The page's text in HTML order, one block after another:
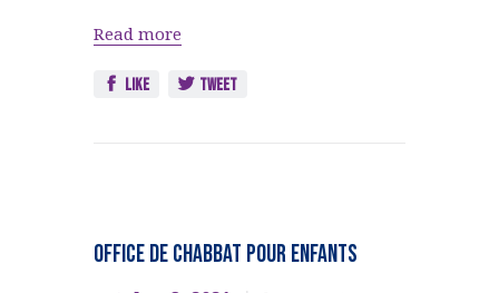
Read more
Like Tweet
OFFICE DE CHABBAT pour ENFANTS